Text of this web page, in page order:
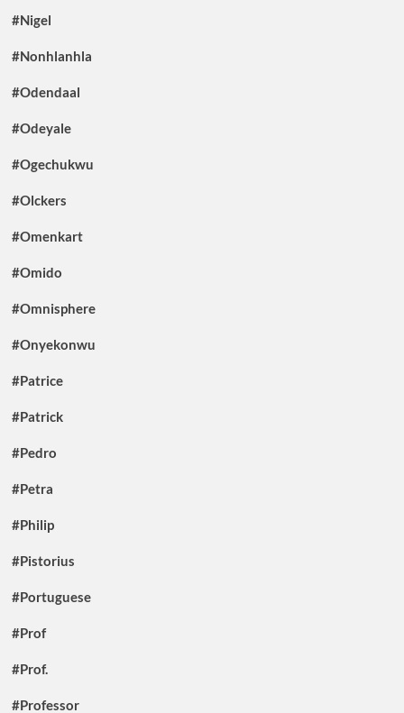
#Nigel
#Nonhlanhla
#Odendaal
#Odeyale
#Ogechukwu
#Olckers
#Omenkart
#Omido
#Omnisphere
#Onyekonwu
#Patrice
#Patrick
#Pedro
#Petra
#Philip
#Pistorius
#Portuguese
#Prof
#Prof.
#Professor